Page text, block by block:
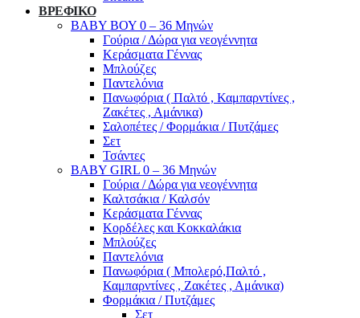
ΒΡΕΦΙΚΟ
ΒΑΒΥ ΒΟΥ 0 – 36 Μηνών
Γούρια / Δώρα για νεογέννητα
Κεράσματα Γέννας
Μπλούζες
Παντελόνια
Πανωφόρια ( Παλτό , Καμπαρντίνες ,
Ζακέτες , Αμάνικα)
Σαλοπέτες / Φορμάκια / Πυτζάμες
Σετ
Τσάντες
BABY GIRL 0 – 36 Μηνών
Γούρια / Δώρα για νεογέννητα
Καλτσάκια / Καλσόν
Κεράσματα Γέννας
Κορδέλες και Κοκκαλάκια
Μπλούζες
Παντελόνια
Πανωφόρια ( Μπολερό,Παλτό ,
Καμπαρντίνες , Ζακέτες , Αμάνικα)
Φορμάκια / Πυτζάμες
Σετ